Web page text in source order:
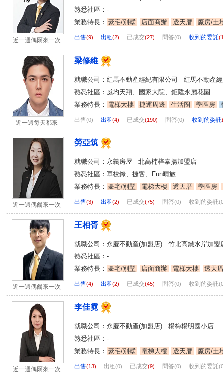
近一週偶爾來一次
熟悉社區：-
業務特長： 豪宅/別墅 店面商辦 透天厝 廠房/土
出售(9) 出租(2) 已成交(27) 問答(0) 收到的委託
近一週每天都來
梁修維
就職公司：紅馬不動產經紀有限公司 紅馬不動產
熟悉社區：威均天翔、國家大院、鉅陞永麗花園
業務特長： 電梯大樓 捷運周邊 生活圈 學區房
出售(0) 出租(4) 已成交(190) 問答(0) 收到的委託
近一週偶爾來一次
勞亞筑
就職公司：永義房屋 北高楠梓泰揚加盟店
熟悉社區：軍校錄、捷客、Fun晴旅
業務特長： 豪宅/別墅 電梯大樓 透天厝 學區房
出售(3) 出租(2) 已成交(75) 問答(0) 收到的委託
近一週偶爾來一次
王相胥
就職公司：永慶不動産(加盟店) 竹北高鐵水岸加盟
熟悉社區：-
業務特長： 豪宅/別墅 店面商辦 電梯大樓 透天厝
出售(4) 出租(2) 已成交(45) 問答(0) 收到的委託
近一週偶爾來一次
李佳霓
就職公司：永慶不動產(加盟店) 楊梅楊明國小店
熟悉社區：-
業務特長： 豪宅/別墅 電梯大樓 透天厝 廠房/土
出售(13) 出租 (0) 已成交(9) 問答(0) 收到的委託